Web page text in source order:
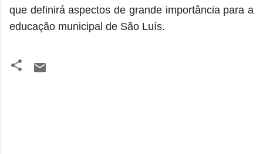
que definirá aspectos de grande importância para a
educação municipal de São Luís.